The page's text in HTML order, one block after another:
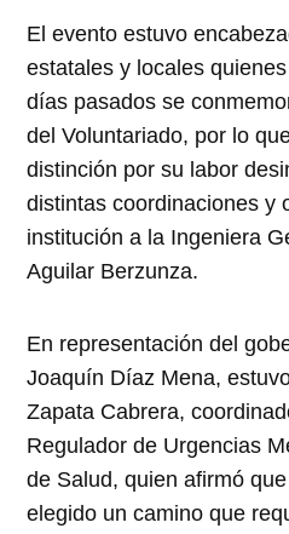
El evento estuvo
estatales y locales
días pasados se
del Voluntariado, por lo
distinción por su labor
distintas coordinaciones y
institución a la Ingeniera
Aguilar Berzunza.
En representación del
Joaquín Díaz Mena,
Zapata Cabrera,
Regulador de Urgencias
de Salud, quien afirmó
elegido un camino que